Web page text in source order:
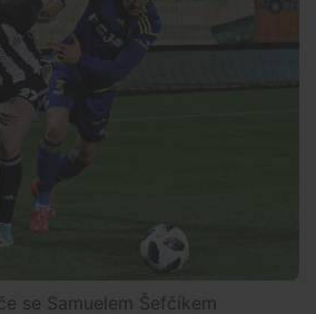
se Samuelem Šefčíkem